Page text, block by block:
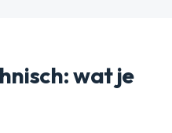
wat je